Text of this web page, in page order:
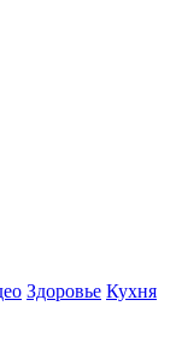
Здоровье Кухня